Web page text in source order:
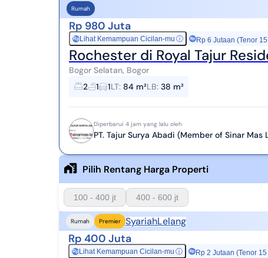
Rumah
Rp 980 Juta
RpLihat Kemampuan Cicilan-mu ⓘ Rp 6 Jutaan (Tenor
Rochester di Royal Tajur
Bogor Selatan, Bogor
2
1 1LT: 84 m²LB: 38 m²
Diperbarui 4 jam yang lalu oleh
PT. Tajur Surya Abadi (Member of Sinar Mas
Pilih Rentang Harga Properti
100 - 400 jt 400 - 600 jt
Rumah Premier SyariahLelang
Rp 400 Juta
RpLihat Kemampuan Cicilan-mu ⓘ Rp 2 Jutaan (Tenor